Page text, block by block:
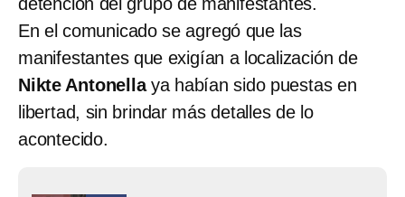
En el comunicado se agregó que las
manifestantes que exigían a localización de
Nikte Antonellaya habían sido puestas en
libertad, sin brindar más detalles de lo
acontecido.